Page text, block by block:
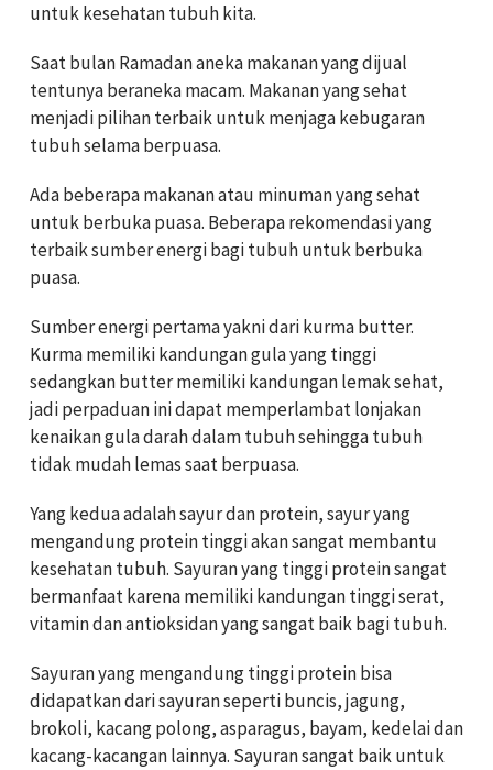
untuk kesehatan tubuh kita.
Saat bulan Ramadan aneka makanan yang dijual
tentunya beraneka macam. Makanan yang sehat
menjadi pilihan terbaik untuk menjaga kebugaran
tubuh selama berpuasa.
Ada beberapa makanan atau minuman yang sehat
untuk berbuka puasa. Beberapa rekomendasi yang
terbaik sumber energi bagi tubuh untuk berbuka
puasa.
Sumber energi pertama yakni dari kurma butter.
Kurma memiliki kandungan gula yang tinggi
sedangkan butter memiliki kandungan lemak sehat,
jadi perpaduan ini dapat memperlambat lonjakan
kenaikan gula darah dalam tubuh sehingga tubuh
tidak mudah lemas saat berpuasa.
Yang kedua adalah sayur dan protein, sayur yang
mengandung protein tinggi akan sangat membantu
kesehatan tubuh. Sayuran yang tinggi protein sangat
bermanfaat karena memiliki kandungan tinggi serat,
vitamin dan antioksidan yang sangat baik bagi tubuh.
Sayuran yang mengandung tinggi protein bisa
didapatkan dari sayuran seperti buncis, jagung,
brokoli, kacang polong, asparagus, bayam, kedelai dan
kacang-kacangan lainnya. Sayuran sangat baik untuk